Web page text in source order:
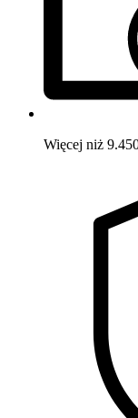
Więcej niż